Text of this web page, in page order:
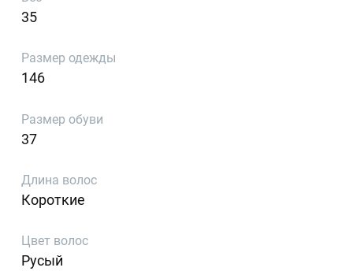
35
Размер одежды
146
Размер обуви
37
Длина волос
Короткие
Цвет волос
Русый